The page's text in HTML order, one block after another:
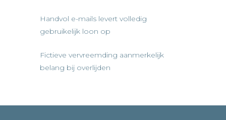
Handvol e-mails levert volledig
gebruikelijk loon op
Fictieve vervreemding aanmerkelijk
belang bij overlijden